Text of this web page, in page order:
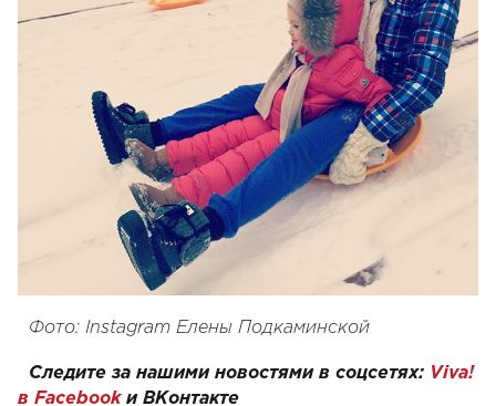
Фото: Instagram Елены Подкаминской
Следите за нашими новостями в соцсетях: Viva!
в Facebookи ВКонтакте